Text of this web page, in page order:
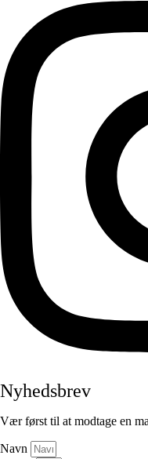
Nyhedsbrev
Vær først til at modtage en
Navn